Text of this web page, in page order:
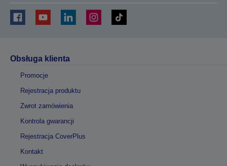
Obsługa klienta
Promocje
Rejestracja produktu
Zwrot zamówienia
Kontrola gwarancji
Rejestracja CoverPlus
Kontakt